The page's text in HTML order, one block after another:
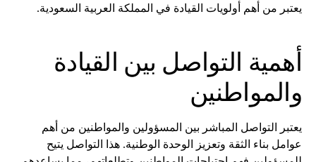
يعتبر من أهم أولويات القيادة في المملكة العربية السعودية.
أهمية التواصل بين القيادة
والمواطنين
يعتبر التواصل المباشر بين المسؤولين والمواطنين من أهم
عوامل بناء الثقة وتعزيز الوحدة الوطنية. هذا التواصل يتيح